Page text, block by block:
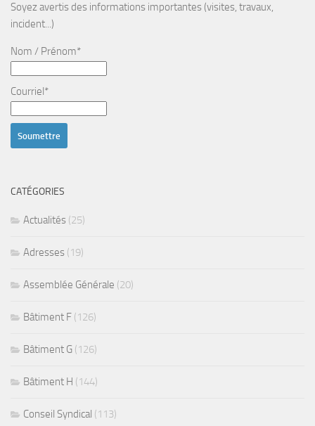
Soyez avertis des informations importantes (visites, travaux,
incident...)
Nom / Prénom*
Courriel*
CATÉGORIES
Actualités (25)
Adresses (19)
Assemblée Générale (20)
Bâtiment F (126)
Bâtiment G (126)
Bâtiment H (144)
Conseil Syndical (113)